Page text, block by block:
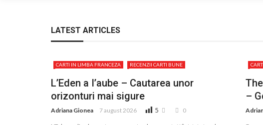
LATEST ARTICLES
CARTI IN LIMBA FRANCEZA RECENZII CARTI BUNE
L’Eden a I’aube – Cautarea unor
orizonturi mai sigure
Adriana Gionea 7 august 2026 5 0
–